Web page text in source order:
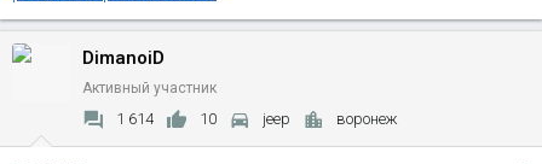
DimanoiD
Активный участник
1 614 10 jeep воронеж